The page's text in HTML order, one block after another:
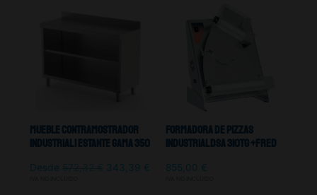
Mueble Contramostrador
Industrial 1 Estante Gama 350
Desde 343,39 €
Formadora De Pizzas
Industrial DSA 310TG +Fred
855,00 €